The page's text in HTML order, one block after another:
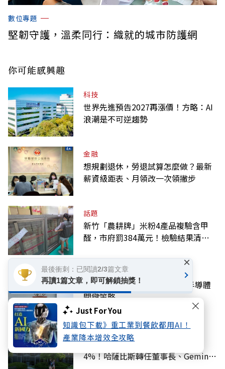
Just For You
知識包下載》重工業到餐飲都用AI！
產業降本增效全攻略
數位專題
堅韌守護，溫柔同行：織就的城市防護網
你可能感興趣
科技
世界先進預告2027再漲價！方略：AI
浪潮是不可逆趨勢
金融
想規劃退休，勞退試算怎麼做？最新
薪資級距表、月領改一次領撇步
話題
新竹「農耕牌」米粉4產品複驗含甲
醛，市府罰384萬元！檢驗結果清單
科技
AI新戰局！美韓同盟下，台灣半導體
關鍵策略
科技
Google AI高層大改組，股價重挫
4%！哈薩比斯轉任董事長、Gemini
最後衝刺：已閱讀2/3篇文章
再讀1篇文章，即可解鎖抽獎！
×